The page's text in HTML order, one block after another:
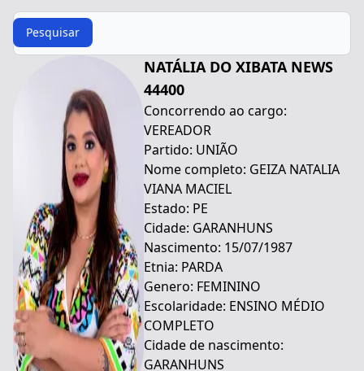
Procurar
Pesquisar
NATÁLIA DO XIBATA NEWS
44400
Concorrendo ao cargo:
VEREADOR
Partido: UNIÃO
Nome completo: GEIZA NATALIA
VIANA MACIEL
Estado: PE
Cidade: GARANHUNS
Nascimento: 15/07/1987
Etnia: PARDA
Genero: FEMININO
Escolaridade: ENSINO MÉDIO
COMPLETO
Cidade de nascimento:
GARANHUNS